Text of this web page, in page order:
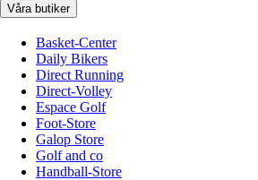
Våra butiker
Basket-Center
Daily Bikers
Direct Running
Direct-Volley
Espace Golf
Foot-Store
Galop Store
Golf and co
Handball-Store